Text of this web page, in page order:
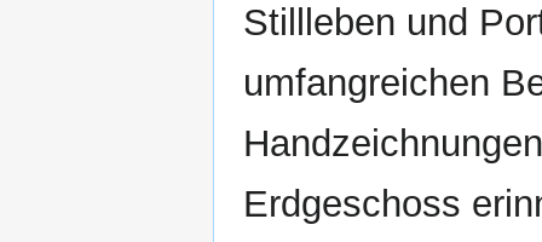
Stillleben und
umfangreichen
Erdgeschoss